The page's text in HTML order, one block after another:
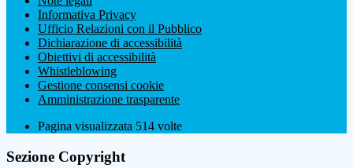
Informativa Privacy
Ufficio Relazioni con il Pubblico
Dichiarazione di accessibilità
Obiettivi di accessibilità
Whistleblowing
Gestione consensi cookie
Amministrazione trasparente
Pagina visualizzata 514 volte
Sezione Copyright